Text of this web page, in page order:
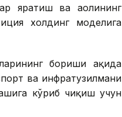
яратиш ва аҳолининг
холдинг моделига
бориши ҳақида
ва инфратузилмани
кўриб чиқиш учун